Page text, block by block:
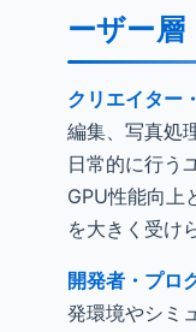
ーザー層
クリエイター
編集、写真処
日常的に行う
GPU性能向上
を大きく受け
開発者・プロ
発環境やシミ